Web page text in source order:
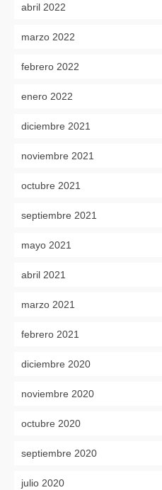
abril 2022
marzo 2022
febrero 2022
enero 2022
diciembre 2021
noviembre 2021
octubre 2021
septiembre 2021
mayo 2021
abril 2021
marzo 2021
febrero 2021
diciembre 2020
noviembre 2020
octubre 2020
septiembre 2020
julio 2020